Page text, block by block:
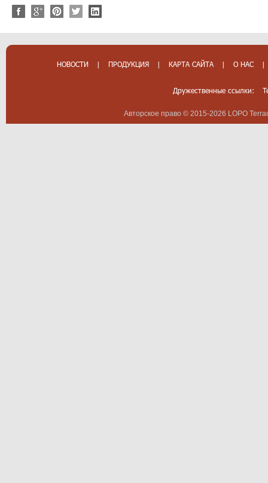
НОВОСТИ | ПРОДУКЦИЯ | КАРТА САЙТА | О НАС |
Дружественные ссылки:
Авторское право © 2015-2026 LOPO